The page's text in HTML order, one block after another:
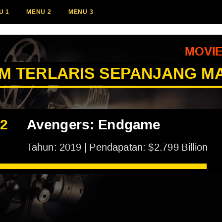
1 MENU 2 MENU 3